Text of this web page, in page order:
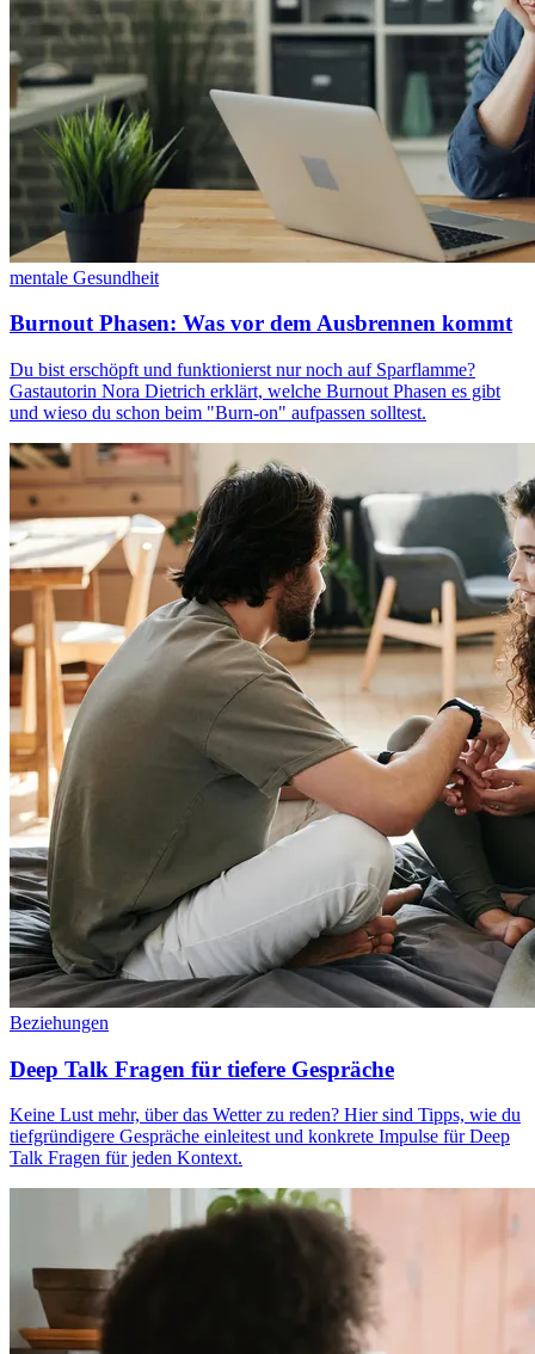
mentale Gesundheit
Burnout Phasen: Was vor dem Ausbrennen kommt
Du bist erschöpft und funktionierst nur noch auf Sparflamme?
Gastautorin Nora Dietrich erklärt, welche Burnout Phasen es gibt
und wieso du schon beim "Burn-on" aufpassen solltest.
Beziehungen
Deep Talk Fragen für tiefere Gespräche
Keine Lust mehr, über das Wetter zu reden? Hier sind Tipps, wie du
tiefgründigere Gespräche einleitest und konkrete Impulse für Deep
Talk Fragen für jeden Kontext.